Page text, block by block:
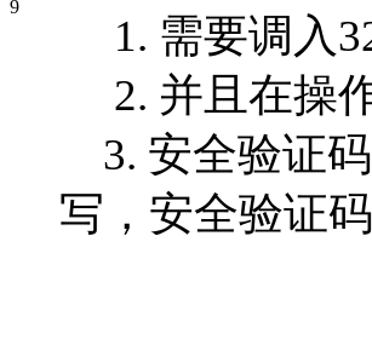
1. 需要调入
2. 并且在操
3. 安全验证
写，安全验证